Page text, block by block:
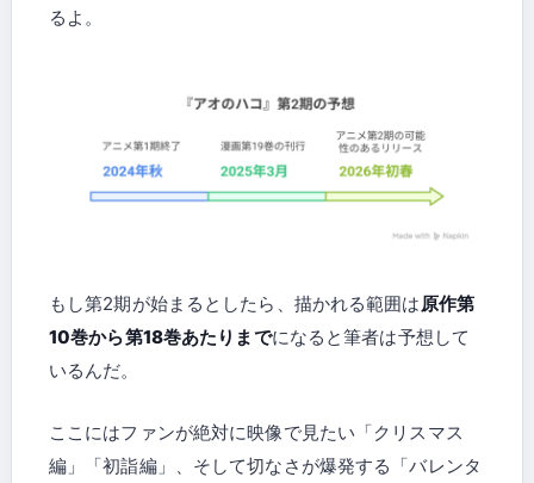
るよ。
もし第2期が始まるとしたら、描かれる範囲は原作第
10巻から第18巻あたりまでになると筆者は予想して
いるんだ。
ここにはファンが絶対に映像で見たい「クリスマス
編」「初詣編」、そして切なさが爆発する「バレンタ